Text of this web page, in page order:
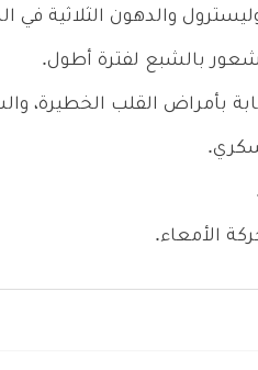
والدهون الثلاثية في
بالشبع لفترة أطول.
بأمراض القلب الخطيرة،
الأمعاء.